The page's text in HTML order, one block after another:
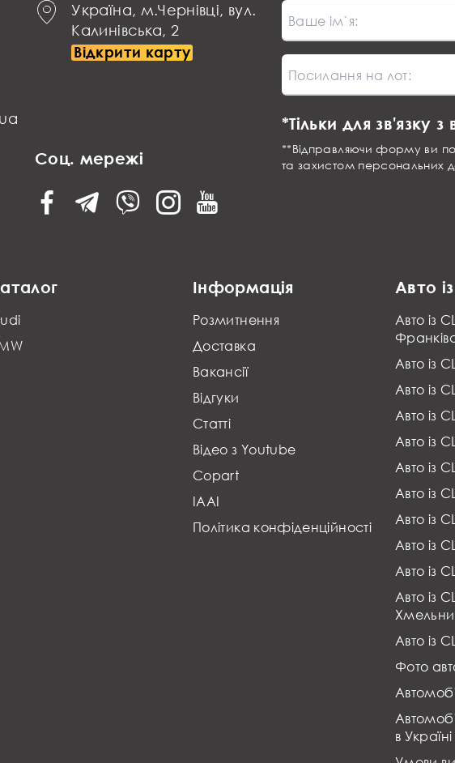
Україна, м.Чернівці, вул.
Калинівська, 2
Відкрити карту
Соц. мережі
Ваше ім`я:
Посилання на лот:
*Тільки для зв'язку
**Відправляючи форму ви
та захистом персональних
Інформація
Розмитнення
Доставка
Вакансії
Відгуки
Статті
Відео з Youtube
Copart
IAAI
Політика конфіденційності
Авто
Авто із
Авто із
Авто із
Авто із
Авто із
Авто із
Авто із
Авто із
Авто із
Авто із
Авто із
Авто із
Фото
в Україні